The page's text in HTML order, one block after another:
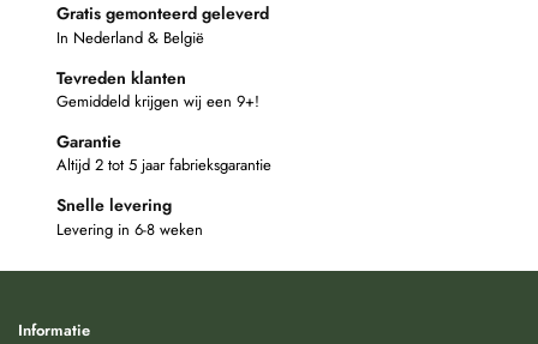
Gratis gemonteerd geleverd
In Nederland & België
Tevreden klanten
Gemiddeld krijgen wij een 9+!
Garantie
Altijd 2 tot 5 jaar fabrieksgarantie
Snelle levering
Levering in 6-8 weken
Informatie